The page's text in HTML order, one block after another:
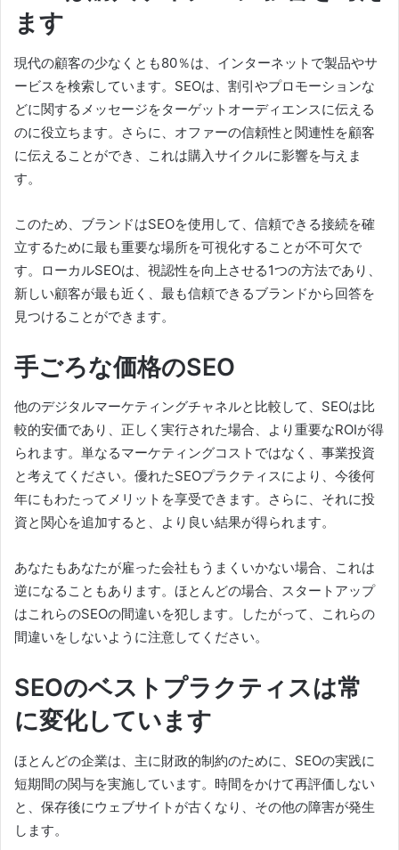
ます
現代の顧客の少なくとも80％は、インターネットで製品やサ
ービスを検索しています。 SEOは、割引やプロモーションな
どに関するメッセージをターゲットオーディエンスに伝える
のに役立ちます。
さらに、オファーの信頼性と関連性を顧客
に伝えることができ、これは購入サイクルに影響を与えま
す。
このため、ブランドはSEOを使用して、信頼できる接続を確
立するために最も重要な場所を可視化することが不可欠で
す。
ローカルSEOは、視認性を向上させる1つの方法であり、
新しい顧客が最も近く、最も信頼できるブランドから回答を
見つけることができます。
手ごろな価格のSEO
他のデジタルマーケティングチャネルと比較して、SEOは比
較的安価であり、正しく実行された場合、より重要なROIが得
られます。 単なるマーケティングコストではなく、事業投資
と考えてください。 優れたSEOプラクティスにより、今後何
年にもわたってメリットを享受できます。
さらに、それに投
資と関心を追加すると、より良い結果が得られます。
あなたもあなたが雇った会社もうまくいかない場合、これは
逆になることもあります。 ほとんどの場合、スタートアップ
はこれらのSEOの間違いを犯します。
したがって、これらの
間違いをしないように注意してください。
SEOのベストプラクティスは常
に変化しています
ほとんどの企業は、主に財政的制約のために、SEOの実践に
短期間の関与を実施しています。 時間をかけて再評価しない
と、保存後にウェブサイトが古くなり、その他の障害が発生
します。